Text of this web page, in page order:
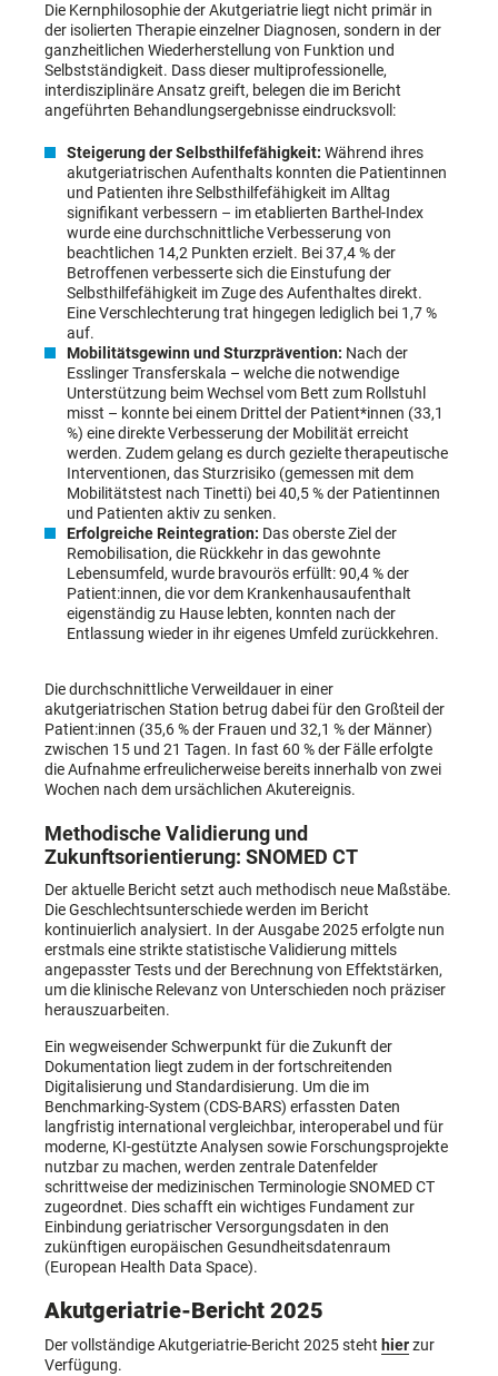
Die Kernphilosophie der Akutgeriatrie liegt nicht primär in
der isolierten Therapie einzelner Diagnosen, sondern in der
ganzheitlichen Wiederherstellung von Funktion und
Selbstständigkeit. Dass dieser multiprofessionelle,
interdisziplinäre Ansatz greift, belegen die im Bericht
angeführten Behandlungsergebnisse eindrucksvoll:
Steigerung der Selbsthilfefähigkeit: Während ihres
akutgeriatrischen Aufenthalts konnten die Patientinnen
und Patienten ihre Selbsthilfefähigkeit im Alltag
signifikant verbessern – im etablierten Barthel-Index
wurde eine durchschnittliche Verbesserung von
beachtlichen 14,2 Punkten erzielt. Bei 37,4 % der
Betroffenen verbesserte sich die Einstufung der
Selbsthilfefähigkeit im Zuge des Aufenthaltes direkt.
Eine Verschlechterung trat hingegen lediglich bei 1,7 %
auf.
Mobilitätsgewinn und Sturzprävention: Nach der
Esslinger Transferskala – welche die notwendige
Unterstützung beim Wechsel vom Bett zum Rollstuhl
misst – konnte bei einem Drittel der Patient*innen (33,1
%) eine direkte Verbesserung der Mobilität erreicht
werden. Zudem gelang es durch gezielte therapeutische
Interventionen, das Sturzrisiko (gemessen mit dem
Mobilitätstest nach Tinetti) bei 40,5 % der Patientinnen
und Patienten aktiv zu senken.
Erfolgreiche Reintegration: Das oberste Ziel der
Remobilisation, die Rückkehr in das gewohnte
Lebensumfeld, wurde bravourös erfüllt: 90,4 % der
Patient:innen, die vor dem Krankenhausaufenthalt
eigenständig zu Hause lebten, konnten nach der
Entlassung wieder in ihr eigenes Umfeld zurückkehren.
Die durchschnittliche Verweildauer in einer
akutgeriatrischen Station betrug dabei für den Großteil der
Patient:innen (35,6 % der Frauen und 32,1 % der Männer)
zwischen 15 und 21 Tagen. In fast 60 % der Fälle erfolgte
die Aufnahme erfreulicherweise bereits innerhalb von zwei
Wochen nach dem ursächlichen Akutereignis.
Methodische Validierung und
Zukunftsorientierung: SNOMED CT
Der aktuelle Bericht setzt auch methodisch neue Maßstäbe.
Die Geschlechtsunterschiede werden im Bericht
kontinuierlich analysiert. In der Ausgabe 2025 erfolgte nun
erstmals eine strikte statistische Validierung mittels
angepasster Tests und der Berechnung von Effektstärken,
um die klinische Relevanz von Unterschieden noch präziser
herauszuarbeiten.
Ein wegweisender Schwerpunkt für die Zukunft der
Dokumentation liegt zudem in der fortschreitenden
Digitalisierung und Standardisierung. Um die im
Benchmarking-System (CDS-BARS) erfassten Daten
langfristig international vergleichbar, interoperabel und für
moderne, KI-gestützte Analysen sowie Forschungsprojekte
nutzbar zu machen, werden zentrale Datenfelder
schrittweise der medizinischen Terminologie SNOMED CT
zugeordnet. Dies schafft ein wichtiges Fundament zur
Einbindung geriatrischer Versorgungsdaten in den
zukünftigen europäischen Gesundheitsdatenraum
(European Health Data Space).
Akutgeriatrie-Bericht 2025
Der vollständige Akutgeriatrie-Bericht 2025 steht hierzur
Verfügung.